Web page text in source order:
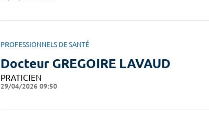
PROFESSIONNELS DE SANTÉ
Docteur GREGOIRE LAVAUD
PRATICIEN
29/04/2026 09:50